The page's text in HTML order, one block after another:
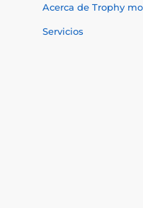
Acerca de Trophy
Servicios